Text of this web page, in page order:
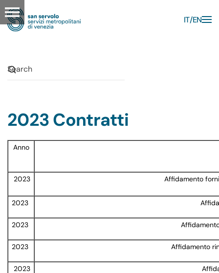
Skip to main content
IT EN
2023 Contratti
Anno
2023 Affidamento
2023
2023
2023 Affidamento
2023